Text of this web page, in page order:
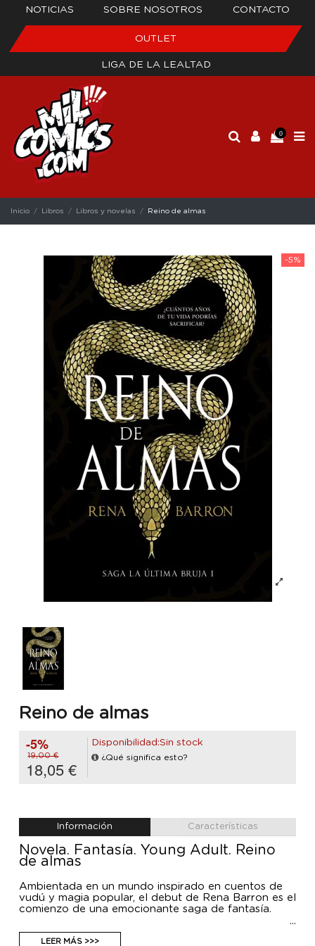
NOTICIAS SOBRE NOSOTROS CONTACTO
OUTLET
LIGA DE LA LEALTAD
0
Inicio Libros Libros y novelas Reino de almas
-5%
Reino de almas
-5%
19,00 €
18,05 €
Disponibilidad:Sin stock
¿Qué significa esto?
Información Características
Novela. Fantasía. Young Adult. Reino
de almas
Ambientada en un mundo inspirado en cuentos de
vudú y magia popular, el debut de Rena Barron es el
comienzo de una emocionante saga de fantasía.
Descendiente de un linaje de poderosos hechiceros,
Arrah anhela su propia magia. Sin embargo, falla en
LEER MÁS >>>